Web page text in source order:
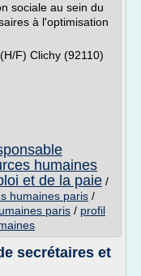
sociale au sein du
à l'optimisation
F) Clichy (92110)
humaines
et de la paie /
humaines paris /
paris / profil
secrétaires et